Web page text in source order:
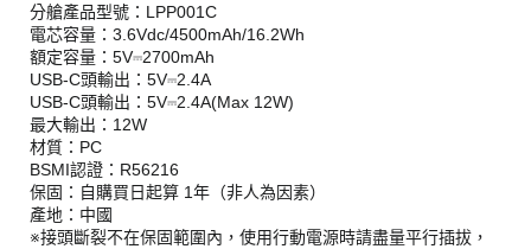
分艙產品型號：LPP001C
電芯容量：3.6Vdc/4500mAh/16.2Wh
額定容量：5V⎓2700mAh
USB-C頭輸出：5V⎓2.4A
USB-C頭輸出：5V⎓2.4A(Max 12W)
最大輸出：12W
材質：PC
BSMI認證：R56216
保固：自購買日起算 1年（非人為因素）
產地：中國
※接頭斷裂不在保固範圍內，使用行動電源時請盡量平行插拔，